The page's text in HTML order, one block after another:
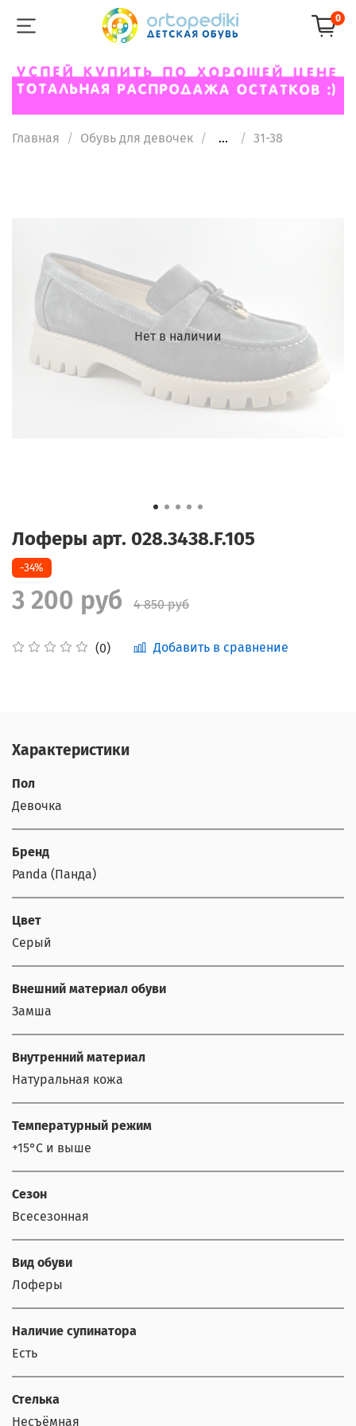
0
Главная Обувь для девочек ... 31-38
Нет в наличии
Лоферы арт. 028.3438.F.105
(0) Добавить в сравнение
-34%
3 200 руб 4 850 руб
Характеристики
Пол
Девочка
Бренд
Panda (Панда)
Цвет
Серый
Внешний материал обуви
Замша
Внутренний материал
Натуральная кожа
Температурный режим
+15°С и выше
Сезон
Всесезонная
Вид обуви
Лоферы
Наличие супинатора
Есть
Стелька
Несъёмная